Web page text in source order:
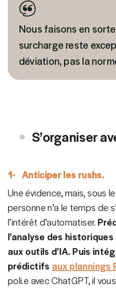
Nous faisons en
surcharge reste
déviation, pas la
S’organiser
1- Anticiper les rushs.
Une évidence, mais, sous
personne n’a le temps de
l’intérêt d’automatiser.
l’analyse des
aux outils d’IA. Puis
prédictifs aux plannings
poli.e avec ChatGPT, il